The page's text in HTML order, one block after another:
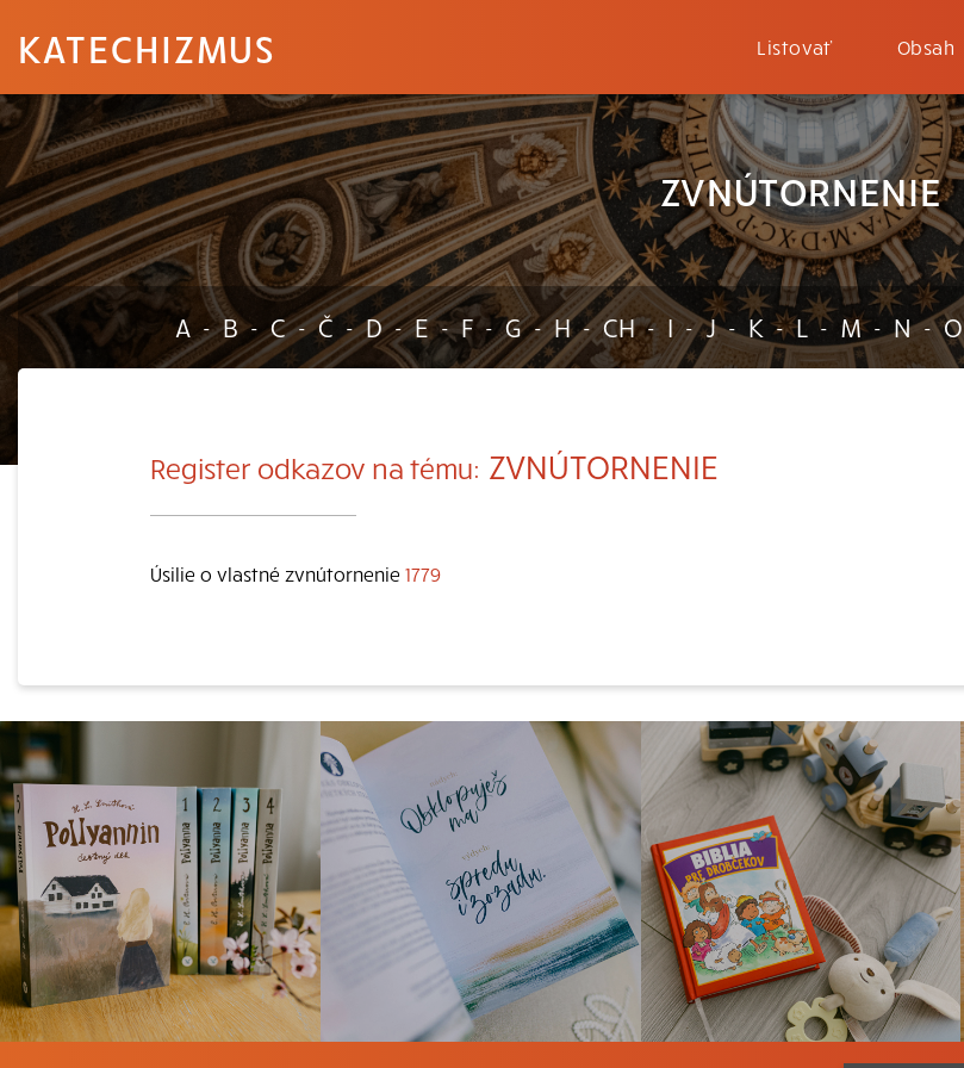
KATECHIZMUS Listovať Obsah
ZVNÚTORNENIE
A - B - C - Č - D - E - F - G - H - CH - I - J - K - L - M - N - O
Register odkazov na tému: ZVNÚTORNENIE
Úsilie o vlastné zvnútornenie 1779